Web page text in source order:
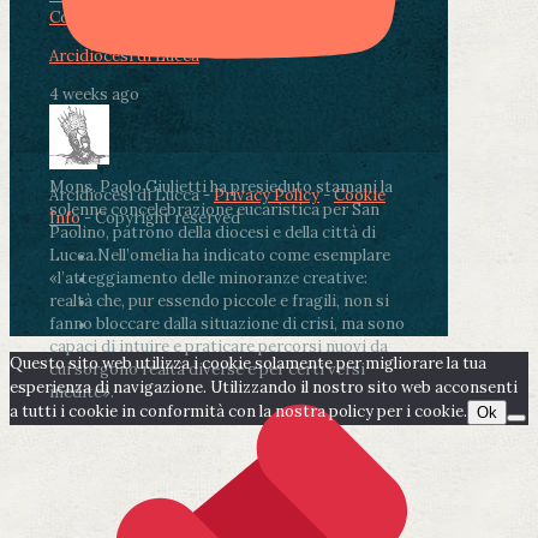
Condividi su LinkedIn
Arcidiocesi di Lucca
4 weeks ago
Mons. Paolo Giulietti ha presieduto stamani la
solenne concelebrazione eucaristica per San
Paolino, patrono della diocesi e della città di
Lucca.Nell’omelia ha indicato come esemplare
«l’atteggiamento delle minoranze creative:
realtà che, pur essendo piccole e fragili, non si
fanno bloccare dalla situazione di crisi, ma sono
capaci di intuire e praticare percorsi nuovi da
cui sorgono realtà diverse e per certi versi
inedite».
Arcidiocesi di Lucca -Privacy Policy-Cookie
Info- Copyright reserved
Questo sito web utilizza i cookie solamente per migliorare la tua
esperienza di navigazione. Utilizzando il nostro sito web acconsenti
a tutti i cookie in conformità con la nostra policy per i cookie. Ok